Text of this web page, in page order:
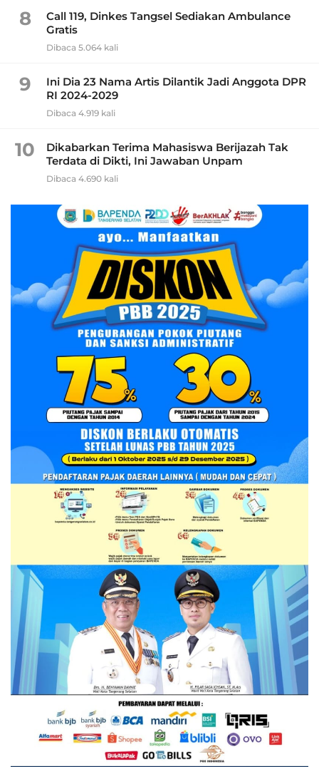
8
Call 119, Dinkes Tangsel Sediakan Ambulance
Gratis
Dibaca 5.064 kali
9
Ini Dia 23 Nama Artis Dilantik Jadi Anggota DPR
RI 2024-2029
Dibaca 4.919 kali
10
Dikabarkan Terima Mahasiswa Berijazah Tak
Terdata di Dikti, Ini Jawaban Unpam
Dibaca 4.690 kali